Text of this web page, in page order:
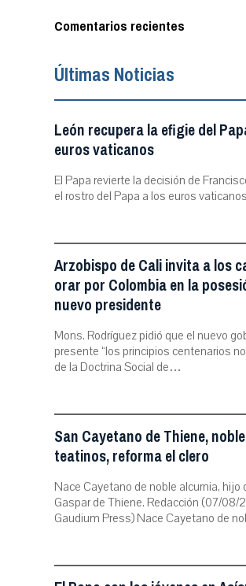
Comentarios recientes
Últimas Noticias
León recupera la efigie del
euros vaticanos
El Papa revierte la decisión de
el rostro del Papa a los euros
Arzobispo de Cali invita a los
orar por Colombia en la
nuevo presidente
Mons. Rodríguez pidió que el nuevo
presente “los principios centenarios
de la Doctrina Social de…
San Cayetano de Thiene,
teatinos, reforma el clero
Nace Cayetano de noble alcurnia, hijo
Gaspar de Thiene. Redacción (07/08/
Gaudium Press) Nace Cayetano de